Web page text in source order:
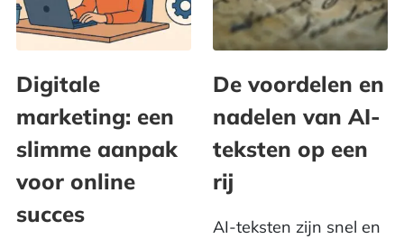
Digitale
marketing: een
slimme aanpak
voor online
succes
De voordelen en
nadelen van AI-
teksten op een
rij
AI-teksten zijn snel en